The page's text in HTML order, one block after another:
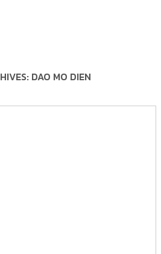
DAO MO DIEN